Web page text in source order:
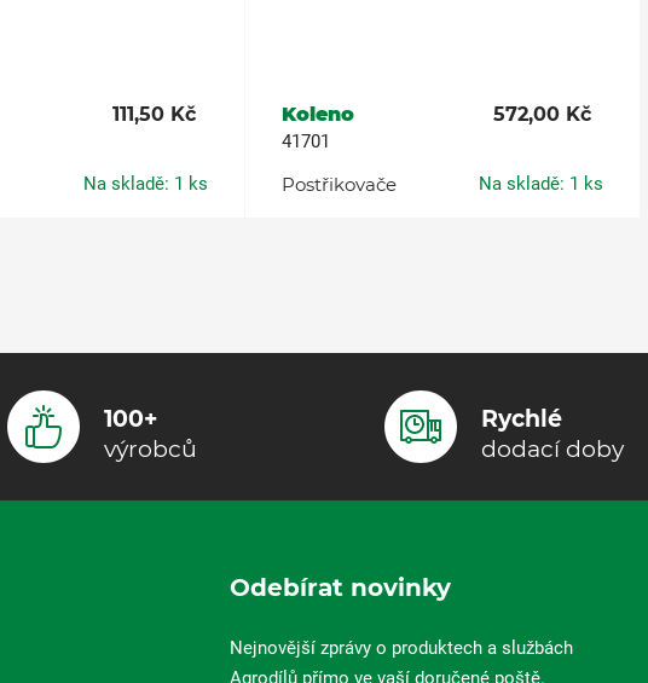
111,50 Kč
Na skladě: 1 ks
Koleno 572,00 Kč
41701
Postřikovače Na skladě: 1 ks
100+
výrobců
Rychlé
dodací doby
Odebírat novinky
Nejnovější zprávy o produktech a službách
Agrodílů přímo ve vaší doručené poště.